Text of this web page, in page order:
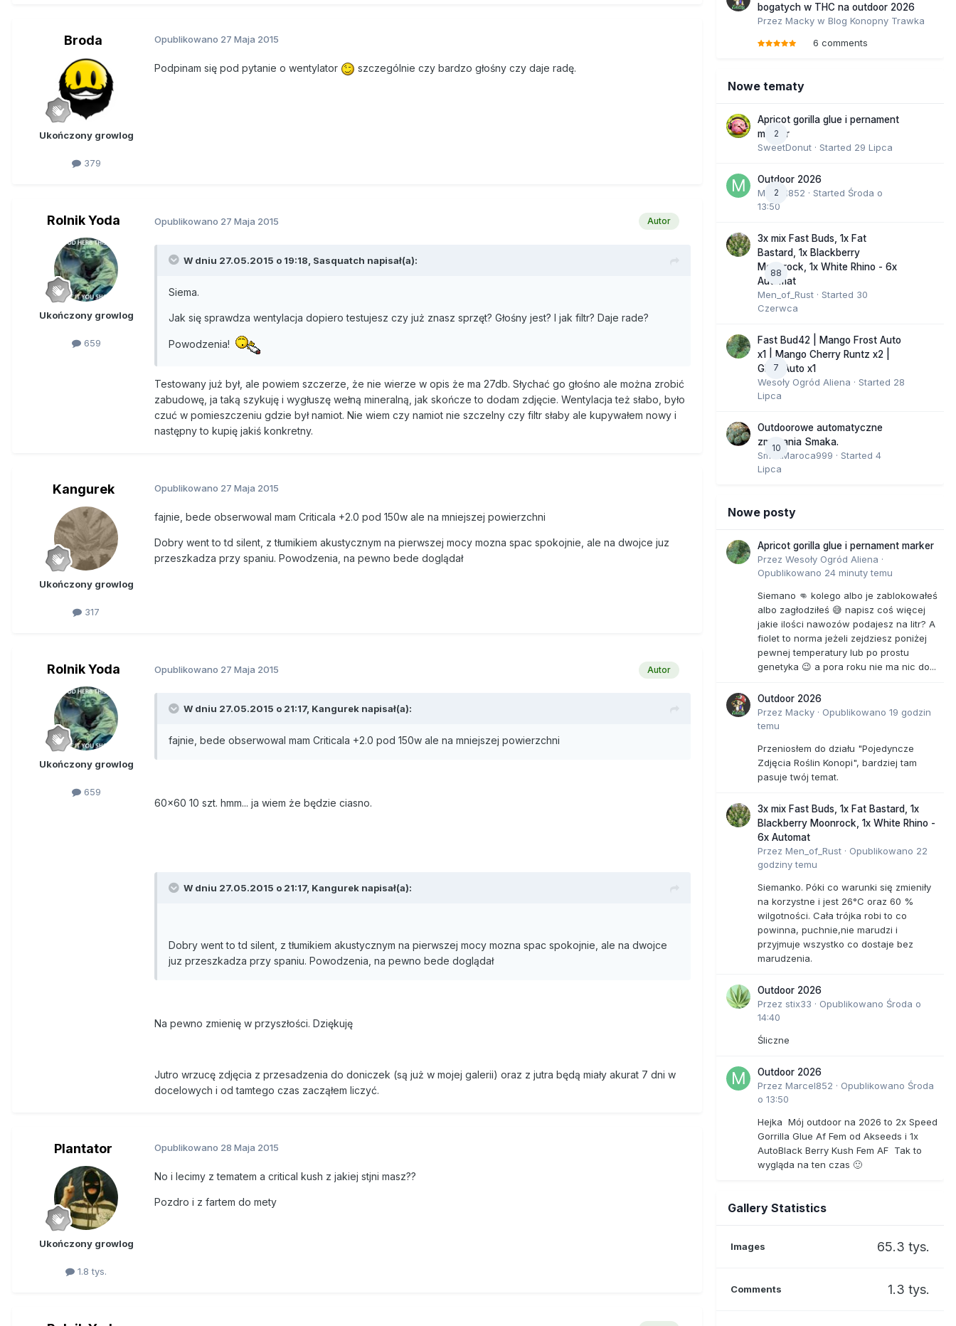
Broda
Ukończony growlog
379
Opublikowano 27 Maja 2015
Podpinam się pod pytanie o wentylator szczególnie czy bardzo głośny czy daje radę.
Rolnik Yoda
Ukończony growlog
659
Autor
Opublikowano 27 Maja 2015
W dniu 27.05.2015 o 19:18, Sasquatch napisał(a):
Siema.
Jak się sprawdza wentylacja dopiero testujesz czy już znasz sprzęt? Głośny jest? I jak filtr? Daje rade?
Powodzenia!
Testowany już był, ale powiem szczerze, że nie wierze w opis że ma 27db. Słychać go głośno ale można zrobić
zabudowę, ja taką szykuję i wygłuszę wełną mineralną, jak skończe to dodam zdjęcie. Wentylacja też słabo, było
czuć w pomieszczeniu gdzie był namiot. Nie wiem czy namiot nie szczelny czy filtr słaby ale kupywałem nowy i
następny to kupię jakiś konkretny.
Kangurek
Ukończony growlog
317
Opublikowano 27 Maja 2015
fajnie, bede obserwowal mam Criticala +2.0 pod 150w ale na mniejszej powierzchni
Dobry went to td silent, z tłumikiem akustycznym na pierwszej mocy mozna spac spokojnie, ale na dwojce juz
przeszkadza przy spaniu. Powodzenia, na pewno bede doglądał
Rolnik Yoda
Ukończony growlog
659
Autor
Opublikowano 27 Maja 2015
W dniu 27.05.2015 o 21:17, Kangurek napisał(a):
fajnie, bede obserwowal mam Criticala +2.0 pod 150w ale na mniejszej powierzchni
60x60 10 szt. hmm... ja wiem że będzie ciasno.
W dniu 27.05.2015 o 21:17, Kangurek napisał(a):
Dobry went to td silent, z tłumikiem akustycznym na pierwszej mocy mozna spac spokojnie, ale na dwojce
juz przeszkadza przy spaniu. Powodzenia, na pewno bede doglądał
Na pewno zmienię w przyszłości. Dziękuję
Jutro wrzucę zdjęcia z przesadzenia do doniczek (są już w mojej galerii) oraz z jutra będą miały akurat 7 dni w
docelowych i od tamtego czas zacząłem liczyć.
Plantator
Ukończony growlog
1.8 tys.
Opublikowano 28 Maja 2015
No i lecimy z tematem a critical kush z jakiej stjni masz??
Pozdro i z fartem do mety
bogatych w THC na outdoor 2026
Przez Macky w Blog Konopny Trawka
6 comments
Nowe tematy
2
Apricot gorilla glue i pernament
marker
SweetDonut · Started 29 Lipca
2
Outdoor 2026
Marcel852 · Started Środa o
13:50
88
3x mix Fast Buds, 1x Fat
Bastard, 1x Blackberry
Moonrock, 1x White Rhino - 6x
Automat
Men_of_Rust · Started 30
Czerwca
7
Fast Bud42 | Mango Frost Auto
x1 | Mango Cherry Runtz x2 |
GMO Auto x1
Wesoły Ogród Aliena · Started 28
Lipca
10
Outdoorowe automatyczne
zmagania Smaka.
SmakMaroca999 · Started 4
Lipca
Nowe posty
Apricot gorilla glue i pernament marker
Przez Wesoły Ogród Aliena ·
Opublikowano 24 minuty temu
Siemano 👊 kolego albo je zablokowałeś
albo zagłodziłeś 😅 napisz coś więcej
jakie ilości nawozów podajesz na litr? A
fiolet to norma jeżeli zejdziesz poniżej
pewnej temperatury lub po prostu
genetyka 😉 a pora roku nie ma nic do...
Outdoor 2026
Przez Macky · Opublikowano 19 godzin
temu
Przeniosłem do działu "Pojedyncze
Zdjęcia Roślin Konopi", bardziej tam
pasuje twój temat.
3x mix Fast Buds, 1x Fat Bastard, 1x
Blackberry Moonrock, 1x White Rhino -
6x Automat
Przez Men_of_Rust · Opublikowano 22
godziny temu
Siemanko. Póki co warunki się zmieniły
na korzystne i jest 26°C oraz 60 %
wilgotności. Cała trójka robi to co
powinna, puchnie,nie marudzi i
przyjmuje wszystko co dostaje bez
marudzenia.
Outdoor 2026
Przez stix33 · Opublikowano Środa o
14:40
Śliczne
Outdoor 2026
Przez Marcel852 · Opublikowano Środa
o 13:50
Hejka Mój outdoor na 2026 to 2x Speed
Gorrilla Glue Af Fem od Akseeds i 1x
AutoBlack Berry Kush Fem AF Tak to
wygląda na ten czas 🙂
Gallery Statistics
Images 65.3 tys.
Comments 1.3 tys.